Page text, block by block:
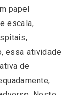
papel
escala,
essa atividade
de